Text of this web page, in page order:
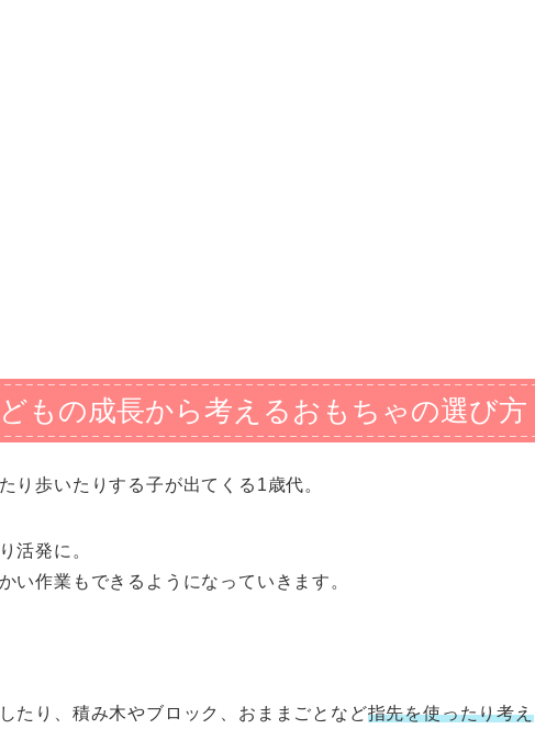
もの成長から考えるおもちゃの選び方
り歩いたりする子が出てくる1歳代。
活発に。
い作業もできるようになっていきます。
たり、積み木やブロック、おままごとなど指先を使ったり考え